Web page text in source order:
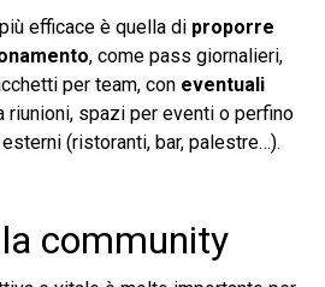
efficace è quella di proporre
, come pass giornalieri,
per team, con eventuali
riunioni, spazi per eventi o perfino
(ristoranti, bar, palestre…).
community